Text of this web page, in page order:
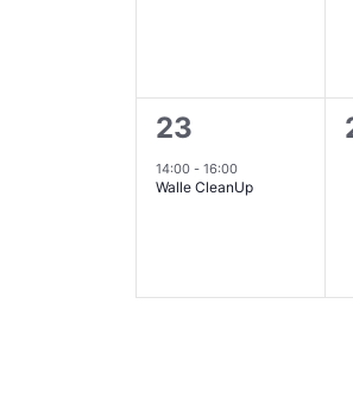
1
Veranstaltung,
23
14:00 - 16:00
Walle CleanUp